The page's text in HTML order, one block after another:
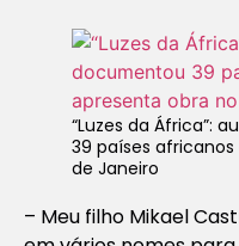
“Luzes da África”:
39 países
de Janeiro
– Meu filho Mikael